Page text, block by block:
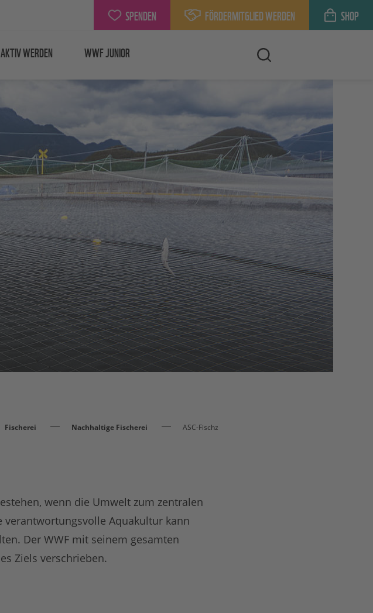
SPENDEN FÖRDERMITGLIED WERDEN SHOP
AKTIV WERDEN WWF JUNIOR
Fischerei Nachhaltige Fischerei ASC-Fischzucht
wenn die Umwelt zum zentralen
Aquakultur kann
Der WWF mit seinem gesamten
Ziels verschrieben.